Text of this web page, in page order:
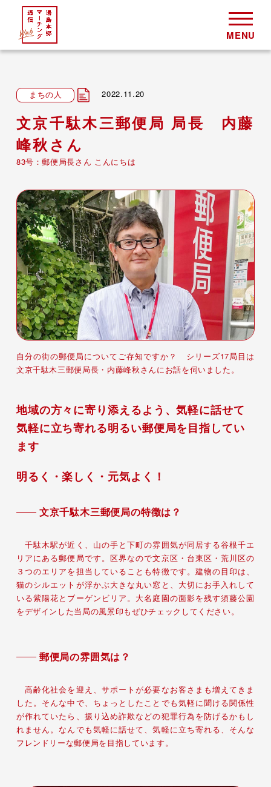
まちの人 2022.11.20
文京千駄木三郵便局 局長 内藤
峰秋さん
83号：郵便局長さん こんにちは
自分の街の郵便局についてご存知ですか？ シリーズ17局目は
文京千駄木三郵便局長・内藤峰秋さんにお話を伺いました。
地域の方々に寄り添えるよう、気軽に話せて
気軽に立ち寄れる明るい郵便局を目指してい
ます
明るく・楽しく・元気よく！
文京千駄木三郵便局の特徴は？
千駄木駅が近く、山の手と下町の雰囲気が同居する谷根千エ
リアにある郵便局です。区界なので文京区・台東区・荒川区の
３つのエリアを担当していることも特徴です。建物の目印は、
猫のシルエットが浮かぶ大きな丸い窓と、大切にお手入れして
いる紫陽花とブーゲンビリア。大名庭園の面影を残す須藤公園
をデザインした当局の風景印もぜひチェックしてください。
郵便局の雰囲気は？
高齢化社会を迎え、サポートが必要なお客さまも増えてきま
した。そんな中で、ちょっとしたことでも気軽に聞ける関係性
が作れていたら、振り込め詐欺などの犯罪行為を防げるかもし
れません。なんでも気軽に話せて、気軽に立ち寄れる、そんな
フレンドリーな郵便局を目指しています。